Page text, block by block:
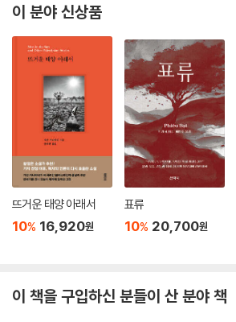
이 분야 신상품
뜨거운 태양 아래서
10% 16,920원
표류
10% 20,700원
이 책을 구입하신 분들이 산 분야 책